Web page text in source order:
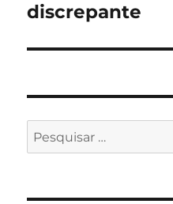
seguinte:
discrepante
Pesquisar
por: